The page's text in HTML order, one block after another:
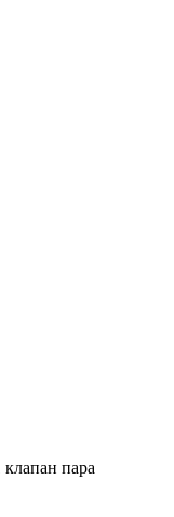
пара